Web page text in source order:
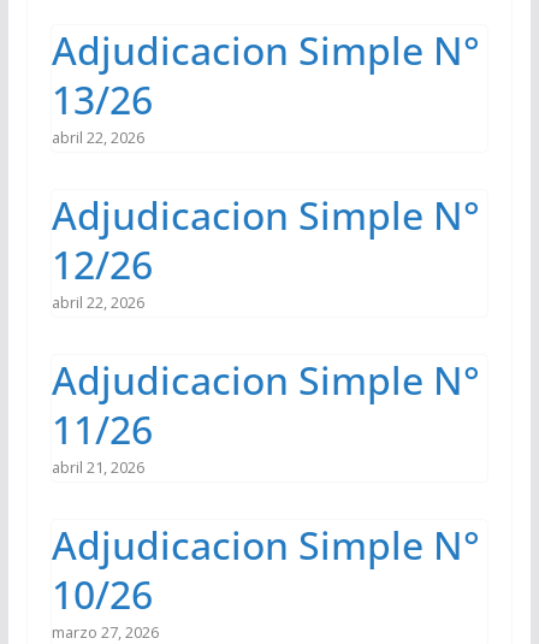
Adjudicacion Simple N°
13/26
abril 22, 2026
Adjudicacion Simple N°
12/26
abril 22, 2026
Adjudicacion Simple N°
11/26
abril 21, 2026
Adjudicacion Simple N°
10/26
marzo 27, 2026